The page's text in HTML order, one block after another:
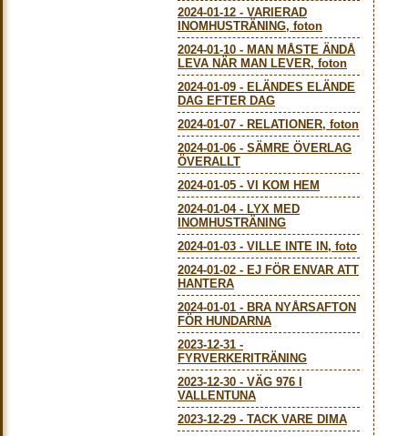
2024-01-12 - VARIERAD
INOMHUSTRÄNING, foton
2024-01-10 - MAN MÅSTE ÄNDÅ
LEVA NÄR MAN LEVER, foton
2024-01-09 - ELÄNDES ELÄNDE
DAG EFTER DAG
2024-01-07 - RELATIONER, foton
2024-01-06 - SÄMRE ÖVERLAG
ÖVERALLT
2024-01-05 - VI KOM HEM
2024-01-04- LYX MED
INOMHUSTRÄNING
2024-01-03 - VILLE INTE IN, foto
2024-01-02 - EJ FÖR ENVAR ATT
HANTERA
2024-01-01 - BRA NYÅRSAFTON
FÖR HUNDARNA
2023-12-31 -
FYRVERKERITRÄNING
2023-12-30 - VÄG 976 I
VALLENTUNA
2023-12-29 - TACK VARE DIMA